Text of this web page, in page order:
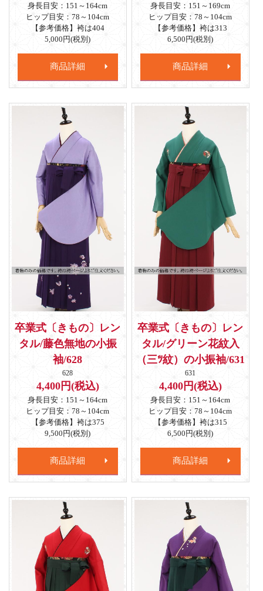
身長目安：151～164cm
ヒップ目安：78～104cm
【参考価格】袴は404
5,000円(税別)
商品詳細
身長目安：151～169cm
ヒップ目安：78～104cm
【参考価格】袴は313
6,500円(税別)
商品詳細
卒業式〔きもの〕レン
タル/藤色無地の小振
袖/628
628
4,400円(税込)
身長目安：151～164cm
ヒップ目安：78～104cm
【参考価格】袴は375
9,500円(税別)
商品詳細
卒業式〔きもの〕レン
タル/グリーン花紋入
（三ﾂ紋）の小振袖/631
631
4,400円(税込)
身長目安：151～164cm
ヒップ目安：78～104cm
【参考価格】袴は315
6,500円(税別)
商品詳細